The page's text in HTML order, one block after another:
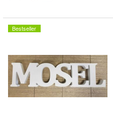
Bestseller